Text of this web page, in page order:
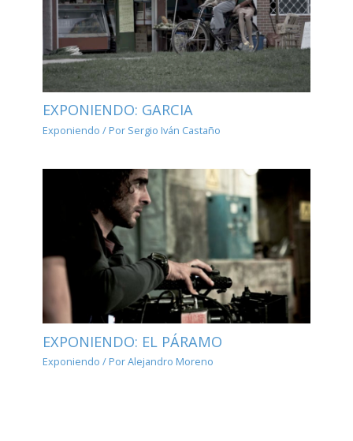
EXPONIENDO: GARCIA
Exponiendo / Por Sergio Iván Castaño
EXPONIENDO: EL PÁRAMO
Exponiendo / PorAlejandro Moreno